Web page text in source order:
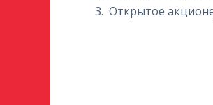
Открытое